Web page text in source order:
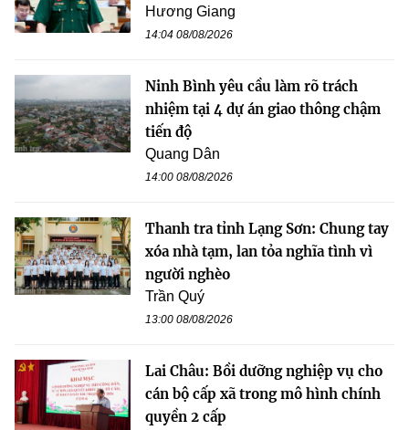
Hương Giang
14:04 08/08/2026
Ninh Bình yêu cầu làm rõ trách
nhiệm tại 4 dự án giao thông chậm
tiến độ
Quang Dân
14:00 08/08/2026
Thanh tra tỉnh Lạng Sơn: Chung tay
xóa nhà tạm, lan tỏa nghĩa tình vì
người nghèo
Trần Quý
13:00 08/08/2026
Lai Châu: Bồi dưỡng nghiệp vụ cho
cán bộ cấp xã trong mô hình chính
quyền 2 cấp